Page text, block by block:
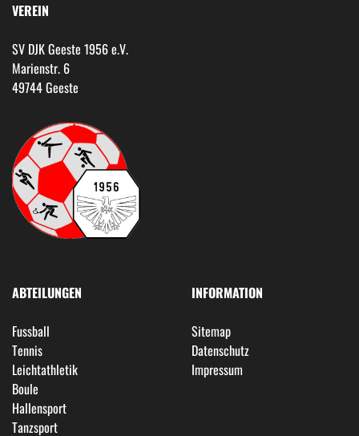
VEREIN
SV DJK Geeste 1956 e.V.
Marienstr. 6
49744 Geeste
ABTEILUNGEN
Fussball
Tennis
Leichtathletik
Boule
Hallensport
Tanzsport
INFORMATION
Sitemap
Datenschutz
Impressum